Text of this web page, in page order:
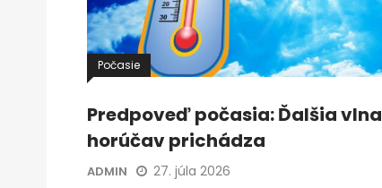
Počasie
Predpoveď počasia: Ďalšia vlna
horúčav prichádza
ADMIN 27. júla 2026